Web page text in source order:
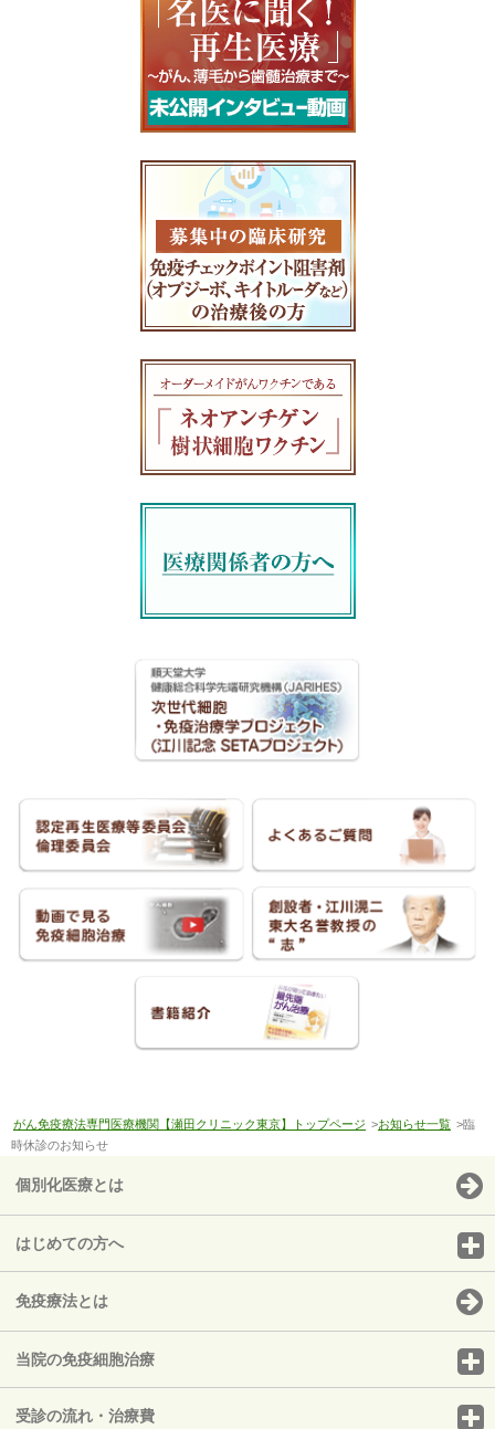
がん免疫療法専門医療機関【瀬田クリニック東京】トップページ >お知らせ一覧 >臨
時休診のお知らせ
個別化医療とは
はじめての方へ
免疫療法とは
当院の免疫細胞治療
受診の流れ・治療費